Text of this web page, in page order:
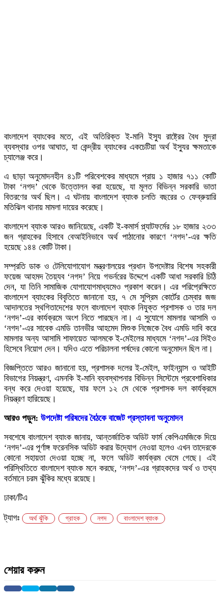
বাংলাদেশ ব্যাংকের মতে, এই অতিরিক্ত ই-মানি ইস্যু রাষ্ট্রের বৈধ মুদ্রা
ব্যবস্থার ওপর আঘাত, যা কেন্দ্রীয় ব্যাংকের একচেটিয়া অর্থ ইস্যুর ক্ষমতাকে
চ্যালেঞ্জ করে।
এ ছাড়া অনুমোদনহীন ৪১টি পরিবেশকের মাধ্যমে প্রায় ১ হাজার ৭১১ কোটি
টাকা ‘নগদ’ থেকে উত্তোলন করা হয়েছে, যা মূলত বিভিন্ন সরকারি ভাতা
বিতরণের অর্থ ছিল। এ ঘটনায় বাংলাদেশ ব্যাংক চলতি বছরের ৩ ফেব্রুয়ারি
মতিঝিল থানায় মামলা দায়ের করেছে।
বাংলাদেশ ব্যাংক আরও জানিয়েছে, একটি ই-কমার্স প্ল্যাটফর্মের ১৮ হাজার ২৩৩
জন গ্রাহকের হিসাবে বেআইনিভাবে অর্থ পাঠানোর কারণে ‘নগদ’-এর ক্ষতি
হয়েছে ১৪৪ কোটি টাকা।
সম্প্রতি ডাক ও টেলিযোগাযোগ মন্ত্রণালয়ের প্রধান উপদেষ্টার বিশেষ সহকারী
ফয়েজ আহমদ তৈয়্যব ‘নগদ’ নিয়ে গভর্নরের উদ্দেশে একটি আধা সরকারি চিঠি
দেন, যা তিনি সামাজিক যোগাযোগমাধ্যমেও প্রকাশ করেন। এর পরিপ্রেক্ষিতে
বাংলাদেশ ব্যাংকের বিবৃতিতে জানানো হয়, ৭ মে সুপ্রিম কোর্টের চেম্বার জজ
আদালতের স্থগিতাদেশের ফলে বাংলাদেশ ব্যাংক নিযুক্ত প্রশাসক ও তার দল
‘নগদ’-এর কার্যক্রমে অংশ নিতে পারছেন না। এ সুযোগে মামলার আসামি ও
‘নগদ’-এর সাবেক এমডি তানভীর আহমেদ মিশুক নিজেকে বৈধ এমডি দাবি করে
মামলার অন্য আসামি শাফায়েত আলমকে ই-মেইলের মাধ্যমে ‘নগদ’-এর সিইও
হিসেবে নিয়োগ দেন। যদিও এতে পরিচালনা পর্ষদের কোনো অনুমোদন ছিল না।
বিজ্ঞপ্তিতে আরও জানানো হয়, প্রশাসক দলের ই-মেইল, ফাইন্যান্স ও আইটি
বিভাগের নিয়ন্ত্রণ, এমনকি ই-মানি ব্যবস্থাপনার বিভিন্ন সিস্টেমে প্রবেশাধিকার
বন্ধ করে দেওয়া হয়েছে, যার ফলে ১২ মে থেকে প্রশাসক দল কার্যক্রমে
নিয়ন্ত্রণ হারিয়েছে।
আরও পড়ুন: উপদেষ্টা পরিষদের বৈঠকে বাজেট প্রস্তাবনা অনুমোদন
সবশেষে বাংলাদেশ ব্যাংক জানায়, আন্তর্জাতিক অডিট ফার্ম কেপিএমজিকে দিয়ে
‘নগদ’-এর পূর্ণাঙ্গ ফরেনসিক অডিট করার উদ্যোগ নেওয়া হলেও এখন তাদেরকে
কোনো সহায়তা দেওয়া হচ্ছে না, ফলে অডিট কার্যক্রম থেমে গেছে। এই
পরিস্থিতিতে বাংলাদেশ ব্যাংক মনে করছে, ‘নগদ’-এর গ্রাহকদের অর্থ ও তথ্য
বর্তমানে চরম ঝুঁকির মধ্যে রয়েছে।
ঢাকা/টিএ
ট্যাগঃ অর্থ ঝুঁকি গ্রাহক নগদ বাংলাদেশ ব্যাংক
শেয়ার করুন